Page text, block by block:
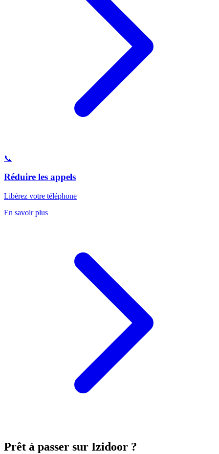
📞
Réduire les appels
Libérez votre téléphone
En savoir plus
Prêt à passer sur Izidoor ?